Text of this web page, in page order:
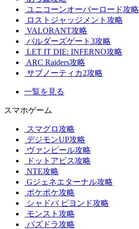
ユニコーンオーバーロード攻略
ロストジャッジメント攻略
VALORANT攻略
バルダーズゲート3攻略
LET IT DIE: INFERNO攻略
ARC Raiders攻略
サブノーティカ2攻略
一覧を見る
スマホゲーム
スマグロ攻略
デジモンUP攻略
ヴァンピール攻略
ドットアビス攻略
NTE攻略
Gジェネエターナル攻略
ポケポケ攻略
シャドバ ビヨンド攻略
モンスト攻略
パズドラ攻略